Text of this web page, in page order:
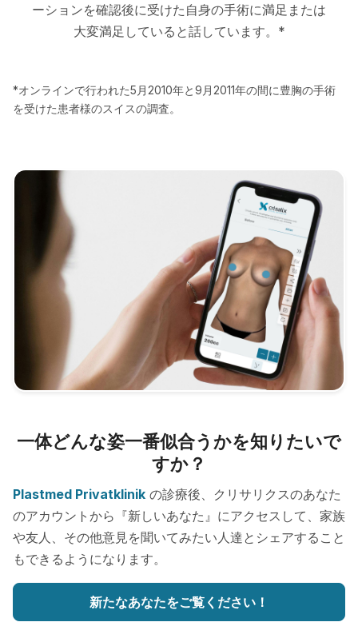
ーションを確認後に受けた自身の手術に満足または
大変満足していると話しています。*
*オンラインで行われた5月2010年と9月2011年の間に豊胸の手術
を受けた患者様のスイスの調査。
一体どんな姿一番似合うかを知りたいで
すか？
Plastmed Privatklinik の診療後、クリサリクスのあなた
のアカウントから『新しいあなた』にアクセスして、家族
や友人、その他意見を聞いてみたい人達とシェアすること
もできるようになります。
新たなあなたをご覧ください！